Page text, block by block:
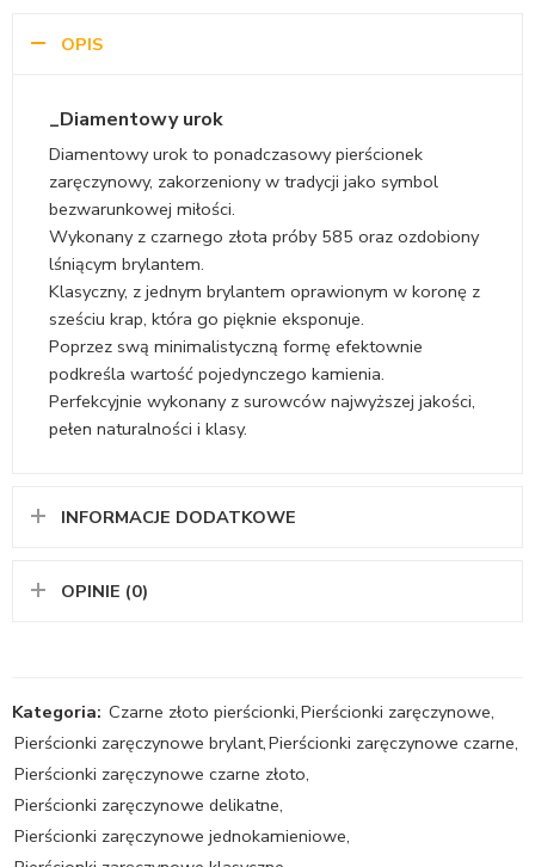
OPIS
_Diamentowy urok
Diamentowy urok to ponadczasowy pierścionek
zaręczynowy, zakorzeniony w tradycji jako symbol
bezwarunkowej miłości.
Wykonany z czarnego złota próby 585 oraz ozdobiony
lśniącym brylantem.
Klasyczny, z jednym brylantem oprawionym w koronę z
sześciu krap, która go pięknie eksponuje.
Poprzez swą minimalistyczną formę efektownie
podkreśla wartość pojedynczego kamienia.
Perfekcyjnie wykonany z surowców najwyższej jakości,
pełen naturalności i klasy.
INFORMACJE DODATKOWE
OPINIE (0)
Kategoria: Czarne złoto pierścionki,Pierścionki zaręczynowe,
Pierścionki zaręczynowe brylant,Pierścionki zaręczynowe czarne,
Pierścionki zaręczynowe czarne złoto,
Pierścionki zaręczynowe delikatne,
Pierścionki zaręczynowe jednokamieniowe,